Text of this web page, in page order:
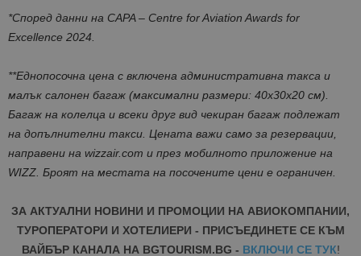
*Според данни на CAPA – Centre for Aviation Awards for
Excellence 2024.
**Еднопосочна цена с включена административна такса и
малък салонен багаж (максимални размери: 40x30x20 cм).
Багаж на колелца и всеки друг вид чекиран багаж подлежат
на допълнителни такси. Цената важи само за резервации,
направени на wizzair.com и през мобилното приложение на
WIZZ. Броят на местата на посочените цени е ограничен.
ЗА АКТУАЛНИ НОВИНИ И ПРОМОЦИИ НА АВИОКОМПАНИИ,
ТУРОПЕРАТОРИ И ХОТЕЛИЕРИ - ПРИСЪЕДИНЕТЕ СЕ КЪМ
ВАЙБЪР КАНАЛА НА BGTOURISM.BG - ВКЛЮЧИ СЕ ТУК!